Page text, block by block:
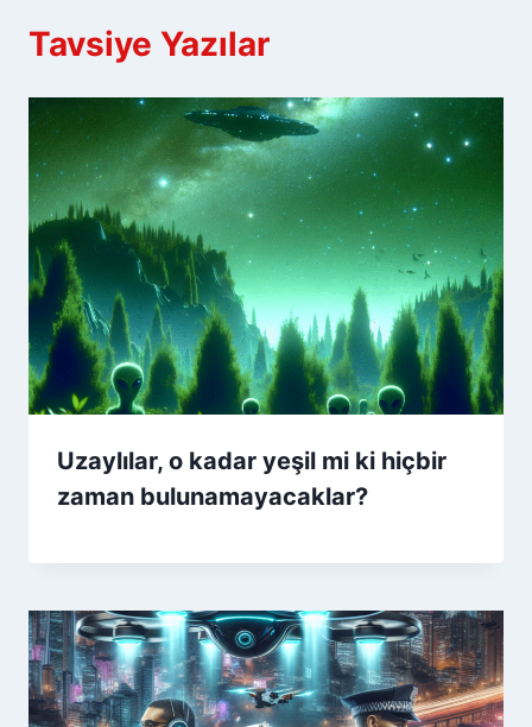
Tavsiye Yazılar
Uzaylılar, o kadar yeşil mi ki hiçbir
zaman bulunamayacaklar?